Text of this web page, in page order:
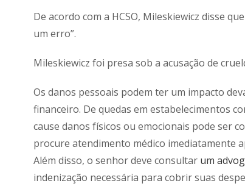
De acordo com a HCSO, Mileskiewicz disse
um erro”.
Mileskiewicz foi presa sob a acusação de
Os danos pessoais podem ter um impacto
financeiro. De quedas em estabelecimentos
cause danos físicos ou emocionais pode ser
procure atendimento médico imediatamente
Além disso, o senhor deve consultar um
indenização necessária para cobrir suas